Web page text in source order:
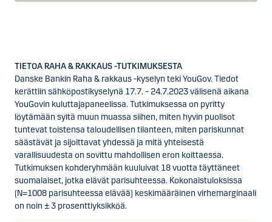
TIETOA RAHA & RAKKAUS -TUTKIMUKSESTA
Danske Bankin Raha & rakkaus -kyselyn teki YouGov. Tiedot
kerättiin sähköpostikyselynä 17.7. – 24.7.2023 välisenä aikana
YouGovin kuluttajapaneelissa. Tutkimuksessa on pyritty
löytämään syitä muun muassa siihen, miten hyvin puolisot
tuntevat toistensa taloudellisen tilanteen, miten pariskunnat
säästävät ja sijoittavat yhdessä ja mitä yhteisestä
varallisuudesta on sovittu mahdollisen eron koittaessa.
Tutkimuksen kohderyhmään kuuluivat 18 vuotta täyttäneet
suomalaiset, jotka elävät parisuhteessa. Kokonaistuloksissa
(N=1008 parisuhteessa elävää) keskimääräinen virhemarginaali
on noin ± 3 prosenttiyksikköä.